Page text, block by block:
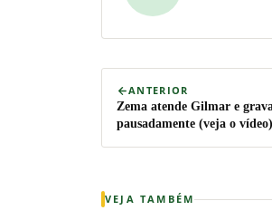
ANTERIOR
Zema atende Gilmar e
pausadamente (veja o vídeo)
VEJA TAMBÉM